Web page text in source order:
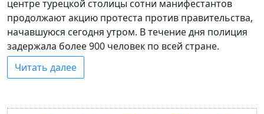
центре турецкой столицы сотни манифестантов
продолжают акцию протеста против правительства,
начавшуюся сегодня утром. В течение дня полиция
задержала более 900 человек по всей стране.
Читать далее